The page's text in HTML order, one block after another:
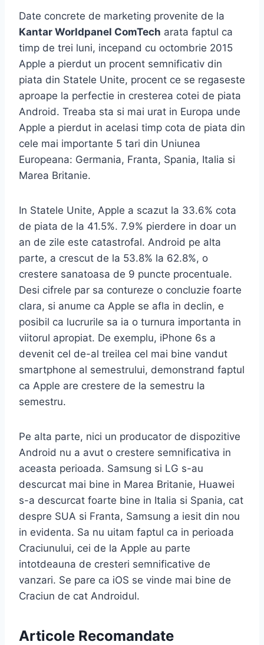
Date concrete de marketing provenite de la
Kantar Worldpanel ComTech arata faptul ca
timp de trei luni, incepand cu octombrie 2015
Apple a pierdut un procent semnificativ din
piata din Statele Unite, procent ce se regaseste
aproape la perfectie in cresterea cotei de piata
Android. Treaba sta si mai urat in Europa unde
Apple a pierdut in acelasi timp cota de piata din
cele mai importante 5 tari din Uniunea
Europeana: Germania, Franta, Spania, Italia si
Marea Britanie.
In Statele Unite, Apple a scazut la 33.6% cota
de piata de la 41.5%. 7.9% pierdere in doar un
an de zile este catastrofal. Android pe alta
parte, a crescut de la 53.8% la 62.8%, o
crestere sanatoasa de 9 puncte procentuale.
Desi cifrele par sa contureze o concluzie foarte
clara, si anume ca Apple se afla in declin, e
posibil ca lucrurile sa ia o turnura importanta in
viitorul apropiat. De exemplu, iPhone 6s a
devenit cel de-al treilea cel mai bine vandut
smartphone al semestrului, demonstrand faptul
ca Apple are crestere de la semestru la
semestru.
Pe alta parte, nici un producator de dispozitive
Android nu a avut o crestere semnificativa in
aceasta perioada. Samsung si LG s-au
descurcat mai bine in Marea Britanie, Huawei
s-a descurcat foarte bine in Italia si Spania, cat
despre SUA si Franta, Samsung a iesit din nou
in evidenta. Sa nu uitam faptul ca in perioada
Craciunului, cei de la Apple au parte
intotdeauna de cresteri semnificative de
vanzari. Se pare ca iOS se vinde mai bine de
Craciun de cat Androidul.
Articole Recomandate